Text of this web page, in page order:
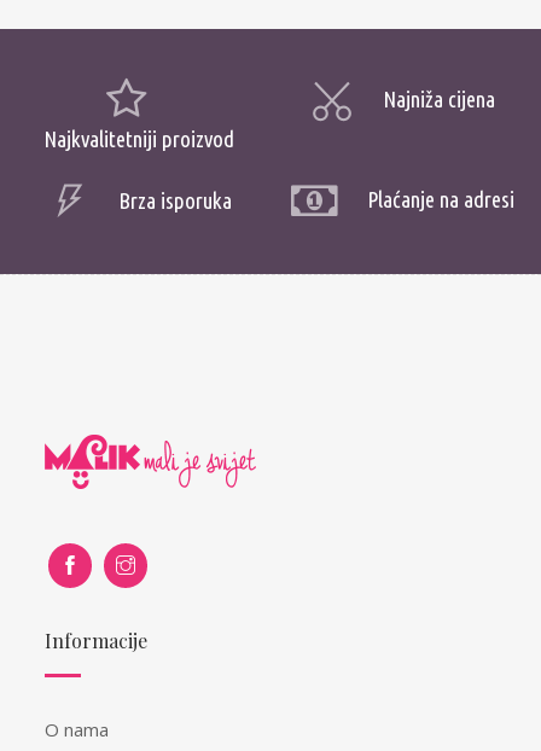
Najkvalitetniji proizvod
Najniža cijena
Brza isporuka Plaćanje na adresi
Informacije
O nama